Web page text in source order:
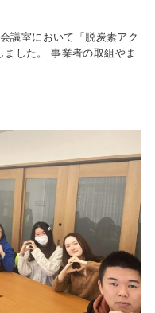
議室において「脱炭素アク
した。 事業者の取組やま